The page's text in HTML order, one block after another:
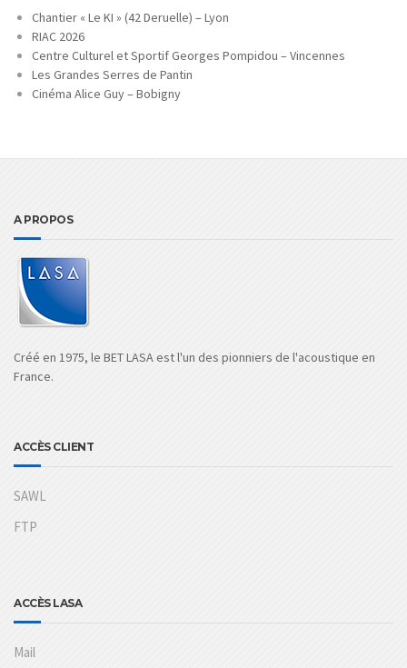
Chantier « Le KI » (42 Deruelle) – Lyon
RIAC 2026
Centre Culturel et Sportif Georges Pompidou – Vincennes
Les Grandes Serres de Pantin
Cinéma Alice Guy – Bobigny
A PROPOS
Créé en 1975, le BET LASA est l'un des pionniers de l'acoustique en
France.
ACCÈS CLIENT
SAWL
FTP
ACCÈS LASA
Mail